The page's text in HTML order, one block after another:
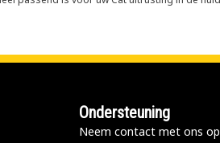
Ondersteuning
Neem contact met ons op